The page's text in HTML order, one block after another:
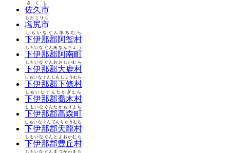
佐久市
さくし
塩尻市
しおじりし
下伊那郡阿智村
しもいなぐんあちむら
下伊那郡阿南町
しもいなぐんあなんちょう
下伊那郡大鹿村
しもいなぐんおおしかむら
下伊那郡下條村
しもいなぐんしもじょうむら
下伊那郡喬木村
しもいなぐんたかぎむら
下伊那郡高森町
しもいなぐんたかもりまち
下伊那郡天龍村
しもいなぐんてんりゅうむら
下伊那郡豊丘村
しもいなぐんとよおかむら
しもいなぐんまつかわまち